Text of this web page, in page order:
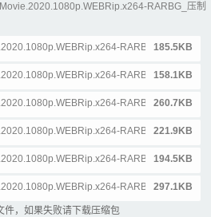
RARBG_压制
RARBG_压制版.
185.5KB
RARBG_压制版.
158.1KB
RARBG_压制版.
260.7KB
RARBG_压制版.
221.9KB
RARBG_压制版.
194.5KB
RARBG_压制版.
297.1KB
件，如果失败请下载压缩包